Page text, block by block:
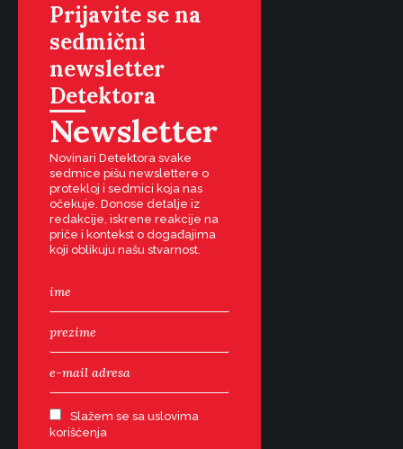
Prijavite se na
sedmični
newsletter
Detektora
Newsletter
Novinari Detektora svake
sedmice pišu newslettere o
protekloj i sedmici koja nas
očekuje. Donose detalje iz
redakcije, iskrene reakcije na
priče i kontekst o događajima
koji oblikuju našu stvarnost.
Slažem se sa uslovima
korišćenja